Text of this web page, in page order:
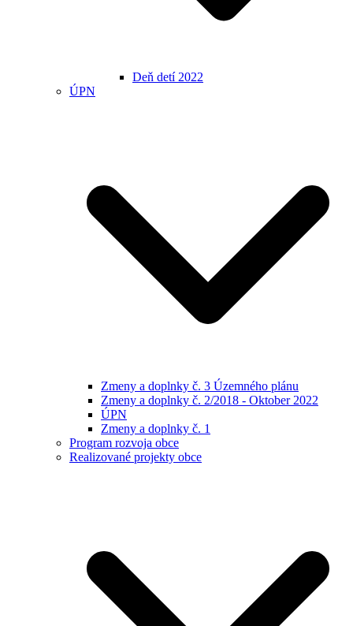
Deň detí 2022
ÚPN
Zmeny a doplnky č. 3 Územného plánu
Zmeny a doplnky č. 2/2018 - Oktober 2022
ÚPN
Zmeny a doplnky č. 1
Program rozvoja obce
Realizované projekty obce